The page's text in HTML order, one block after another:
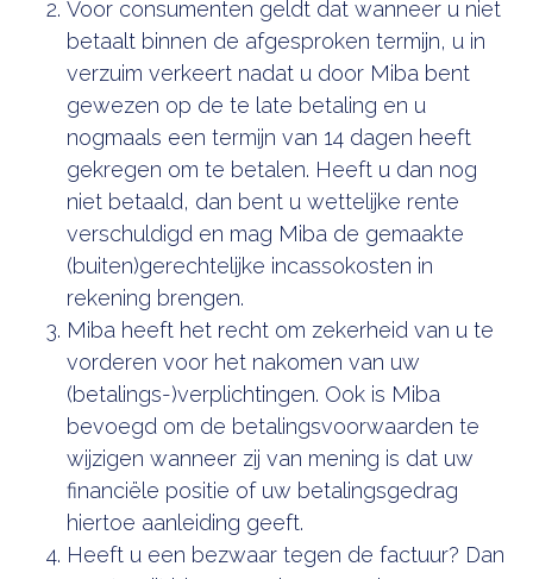
Voor consumenten geldt dat wanneer u niet
betaalt binnen de afgesproken termijn, u in
verzuim verkeert nadat u door Miba bent
gewezen op de te late betaling en u
nogmaals een termijn van 14 dagen heeft
gekregen om te betalen. Heeft u dan nog
niet betaald, dan bent u wettelijke rente
verschuldigd en mag Miba de gemaakte
(buiten)gerechtelijke incassokosten in
rekening brengen.
Miba heeft het recht om zekerheid van u te
vorderen voor het nakomen van uw
(betalings-)verplichtingen. Ook is Miba
bevoegd om de betalingsvoorwaarden te
wijzigen wanneer zij van mening is dat uw
financiële positie of uw betalingsgedrag
hiertoe aanleiding geeft.
Heeft u een bezwaar tegen de factuur? Dan